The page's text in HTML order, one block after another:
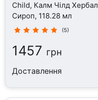
Child, Калм Чілд Хербал
Сироп, 118.28 мл
(5)
1457 грн
Доставлення